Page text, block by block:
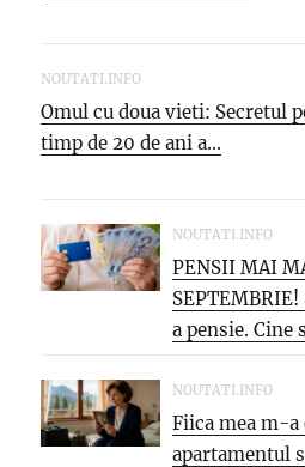
NOUTATI.INFO
Omul cu doua vieti: Secretul
timp de 20 de ani a...
NOUTATI.INFO
PENSII MAI
a pensie. Cine
NOUTATI.INFO
Fiica mea m-
apartamentul